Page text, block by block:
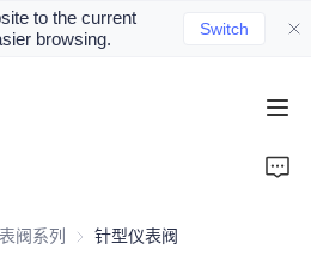
to the current
browsing.
Switch
阀系列 针型仪表阀系列
针型仪表阀